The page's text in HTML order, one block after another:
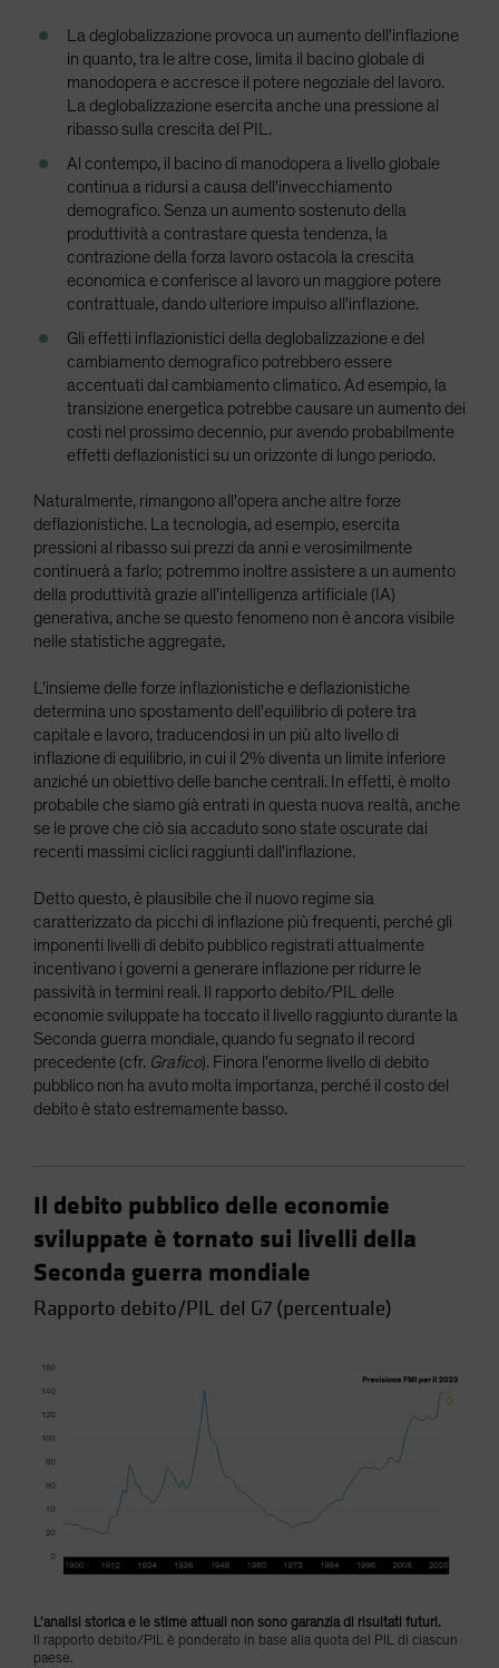
La deglobalizzazione provoca un aumento dell'inflazione
in quanto, tra le altre cose, limita il bacino globale di
manodopera e accresce il potere negoziale del lavoro.
La deglobalizzazione esercita anche una pressione al
ribasso sulla crescita del PIL.
Al contempo, il bacino di manodopera a livello globale
continua a ridursi a causa dell'invecchiamento
demografico. Senza un aumento sostenuto della
produttività a contrastare questa tendenza, la
contrazione della forza lavoro ostacola la crescita
economica e conferisce al lavoro un maggiore potere
contrattuale, dando ulteriore impulso all'inflazione.
Gli effetti inflazionistici della deglobalizzazione e del
cambiamento demografico potrebbero essere
accentuati dal cambiamento climatico. Ad esempio, la
transizione energetica potrebbe causare un aumento dei
costi nel prossimo decennio, pur avendo probabilmente
effetti deflazionistici su un orizzonte di lungo periodo.
Naturalmente, rimangono all'opera anche altre forze
deflazionistiche. La tecnologia, ad esempio, esercita
pressioni al ribasso sui prezzi da anni e verosimilmente
continuerà a farlo; potremmo inoltre assistere a un aumento
della produttività grazie all'intelligenza artificiale (IA)
generativa, anche se questo fenomeno non è ancora visibile
nelle statistiche aggregate.
L'insieme delle forze inflazionistiche e deflazionistiche
determina uno spostamento dell'equilibrio di potere tra
capitale e lavoro, traducendosi in un più alto livello di
inflazione di equilibrio, in cui il 2% diventa un limite inferiore
anziché un obiettivo delle banche centrali. In effetti, è molto
probabile che siamo già entrati in questa nuova realtà, anche
se le prove che ciò sia accaduto sono state oscurate dai
recenti massimi ciclici raggiunti dall'inflazione.
Detto questo, è plausibile che il nuovo regime sia
caratterizzato da picchi di inflazione più frequenti, perché gli
imponenti livelli di debito pubblico registrati attualmente
incentivano i governi a generare inflazione per ridurre le
passività in termini reali. Il rapporto debito/PIL delle
economie sviluppate ha toccato il livello raggiunto durante la
Seconda guerra mondiale, quando fu segnato il record
precedente (cfr. Grafico). Finora l'enorme livello di debito
pubblico non ha avuto molta importanza, perché il costo del
debito è stato estremamente basso.
Il debito pubblico delle economie
sviluppate è tornato sui livelli della
Seconda guerra mondiale
Rapporto debito/PIL del G7 (percentuale)
L’analisi storica e le stime attuali non sono garanzia di risultati futuri.
Il rapporto debito/PIL è ponderato in base alla quota del PIL di ciascun
paese.